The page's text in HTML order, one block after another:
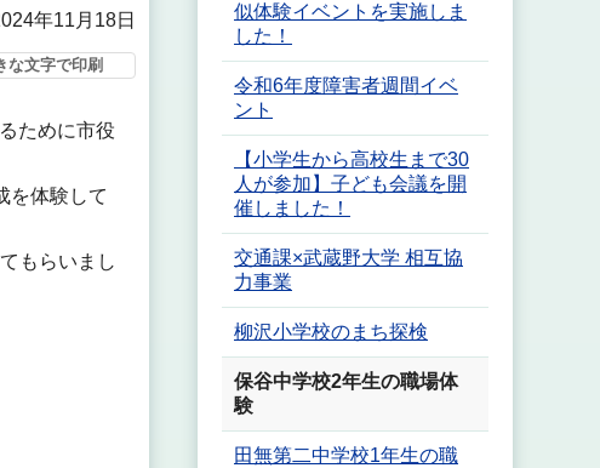
年11月18日
な文字で印刷
ために市役
を体験して
もらいまし
似体験イベントを実施しま
した！
令和6年度障害者週間イベ
ント
【小学生から高校生まで30
人が参加】子ども会議を開
催しました！
交通課×武蔵野大学 相互協
力事業
柳沢小学校のまち探検
保谷中学校2年生の職場体
験
田無第二中学校1年生の職